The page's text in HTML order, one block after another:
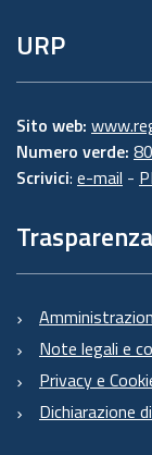
URP
Sito web:
Numero verde:
Scrivici: e-mail -
Trasparenza
Note legali e
Privacy e
Dichiarazione